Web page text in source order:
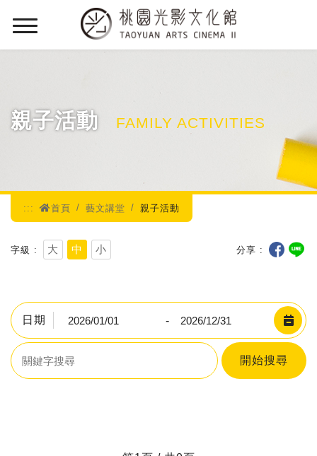
親子活動 FAMILY ACTIVITIES
::: 首頁 藝文講堂 親子活動
字級 大 中 小 分享
日期 -
開始搜尋